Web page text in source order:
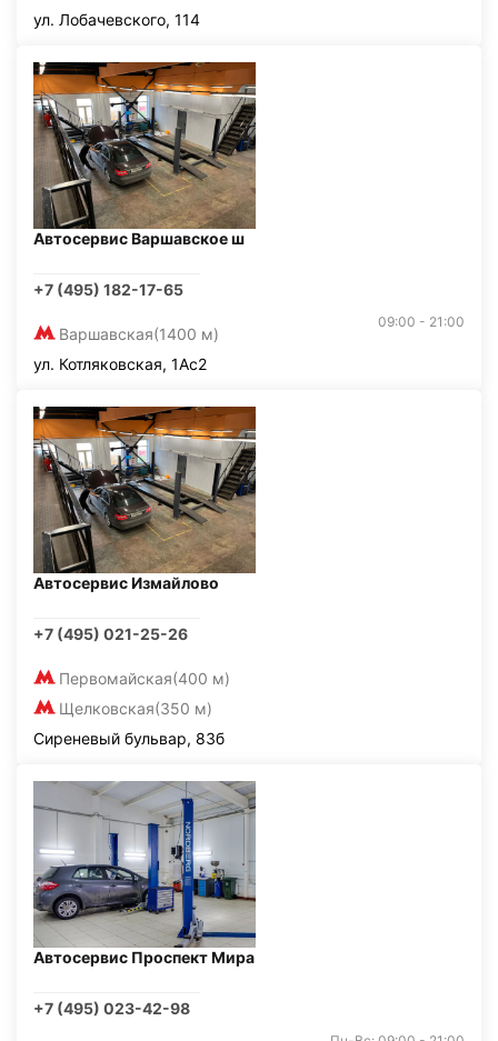
ул. Лобачевского, 114
Автосервис Варшавское ш
+7 (495) 182-17-65
Варшавская(1400 м)
09:00 - 21:00
ул. Котляковская, 1Ас2
Автосервис Измайлово
+7 (495) 021-25-26
Первомайская(400 м)
Щелковская(350 м)
Сиреневый бульвар, 83б
Автосервис Проспект Мира
+7 (495) 023-42-98